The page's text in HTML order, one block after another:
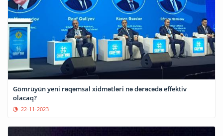
Gömrüyün yeni rəqəmsal xidmətləri nə dərəcədə effektiv
olacaq?
22-11-2023